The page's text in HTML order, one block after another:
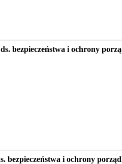
bezpieczeństwa i ochrony
i ochrony